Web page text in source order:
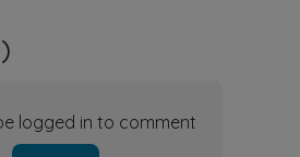
)
logged in to comment